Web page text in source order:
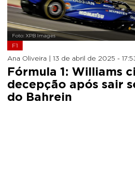
Foto: XPB Images
F1
Ana Oliveira | 13 de abril de 2025 -
Fórmula 1: Williams
decepção após sair
do Bahrein